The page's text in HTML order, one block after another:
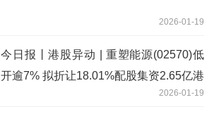
2026-01-19
今日报丨港股异动 | 重塑能源(02570)低
开逾7% 拟折让18.01%配股集资2.65亿港
2026-01-19